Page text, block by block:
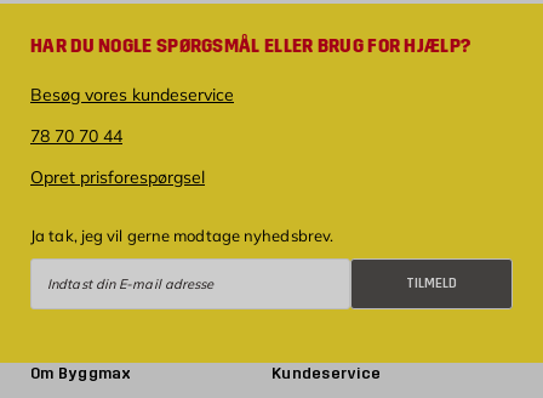
HAR DU NOGLE SPØRGSMÅL ELLER BRUG FOR HJÆLP?
Besøg vores kundeservice
78 70 70 44
Opret prisforespørgsel
Ja tak, jeg vil gerne modtage nyhedsbrev.
TILMELD
Om Byggmax Kundeservice